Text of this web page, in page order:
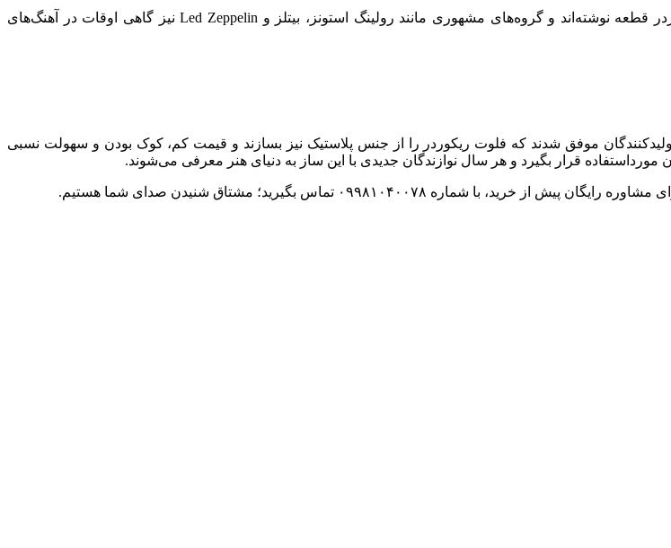
آهنگسازان معاصر مهمی چون Paul Hindemith، Luciano Berio و John Tavener برای ریکوردر قطعه نوشته‌اند و گروه‌های مشهوری مانند رولینگ استونز، بیتلز و Led Zeppelin نیز گاهی اوقات در آهنگ‌های
موفق شدند که فلوت ریکوردر را از جنس پلاستیک نیز بسازند و قیمت کم، کوک بودن و سهولت نسبی
قرار بگیرد و هر سال نوازندگان جدیدی با این ساز به دنیای هنر معرفی می‌شوند.
خرید، با شماره ۰۹۹۸۱۰۴۰۰۷۸ تماس بگیرید؛ مشتاق شنیدن صدای شما هستیم.